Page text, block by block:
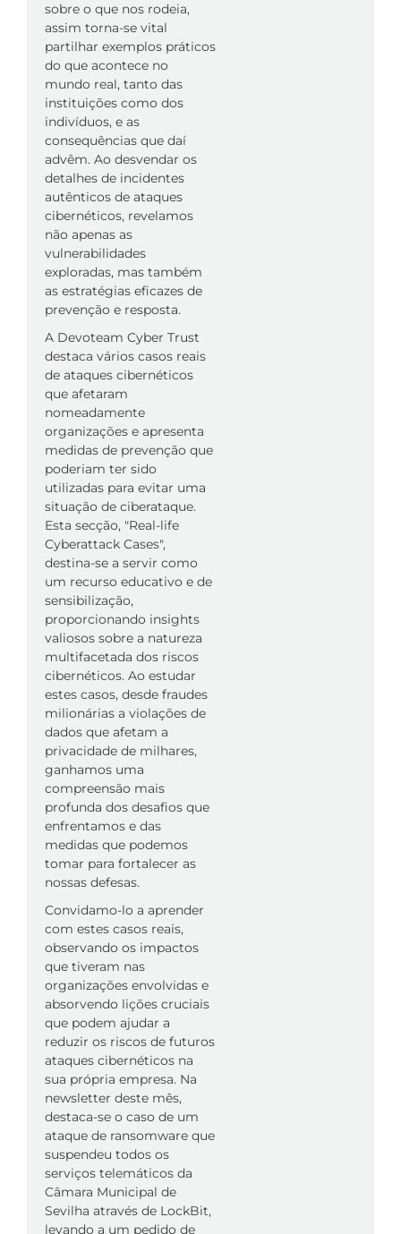
sobre o que nos rodeia,
assim torna-se vital
partilhar exemplos práticos
do que acontece no
mundo real, tanto das
instituições como dos
indivíduos, e as
consequências que daí
advêm. Ao desvendar os
detalhes de incidentes
autênticos de ataques
cibernéticos, revelamos
não apenas as
vulnerabilidades
exploradas, mas também
as estratégias eficazes de
prevenção e resposta.
A Devoteam Cyber Trust
destaca vários casos reais
de ataques cibernéticos
que afetaram
nomeadamente
organizações e apresenta
medidas de prevenção que
poderiam ter sido
utilizadas para evitar uma
situação de ciberataque.
Esta secção, "Real-life
Cyberattack Cases",
destina-se a servir como
um recurso educativo e de
sensibilização,
proporcionando insights
valiosos sobre a natureza
multifacetada dos riscos
cibernéticos. Ao estudar
estes casos, desde fraudes
milionárias a violações de
dados que afetam a
privacidade de milhares,
ganhamos uma
compreensão mais
profunda dos desafios que
enfrentamos e das
medidas que podemos
tomar para fortalecer as
nossas defesas.
Convidamo-lo a aprender
com estes casos reais,
observando os impactos
que tiveram nas
organizações envolvidas e
absorvendo lições cruciais
que podem ajudar a
reduzir os riscos de futuros
ataques cibernéticos na
sua própria empresa. Na
newsletter deste mês,
destaca-se o caso de um
ataque de ransomware que
suspendeu todos os
serviços telemáticos da
Câmara Municipal de
Sevilha através de LockBit,
levando a um pedido de